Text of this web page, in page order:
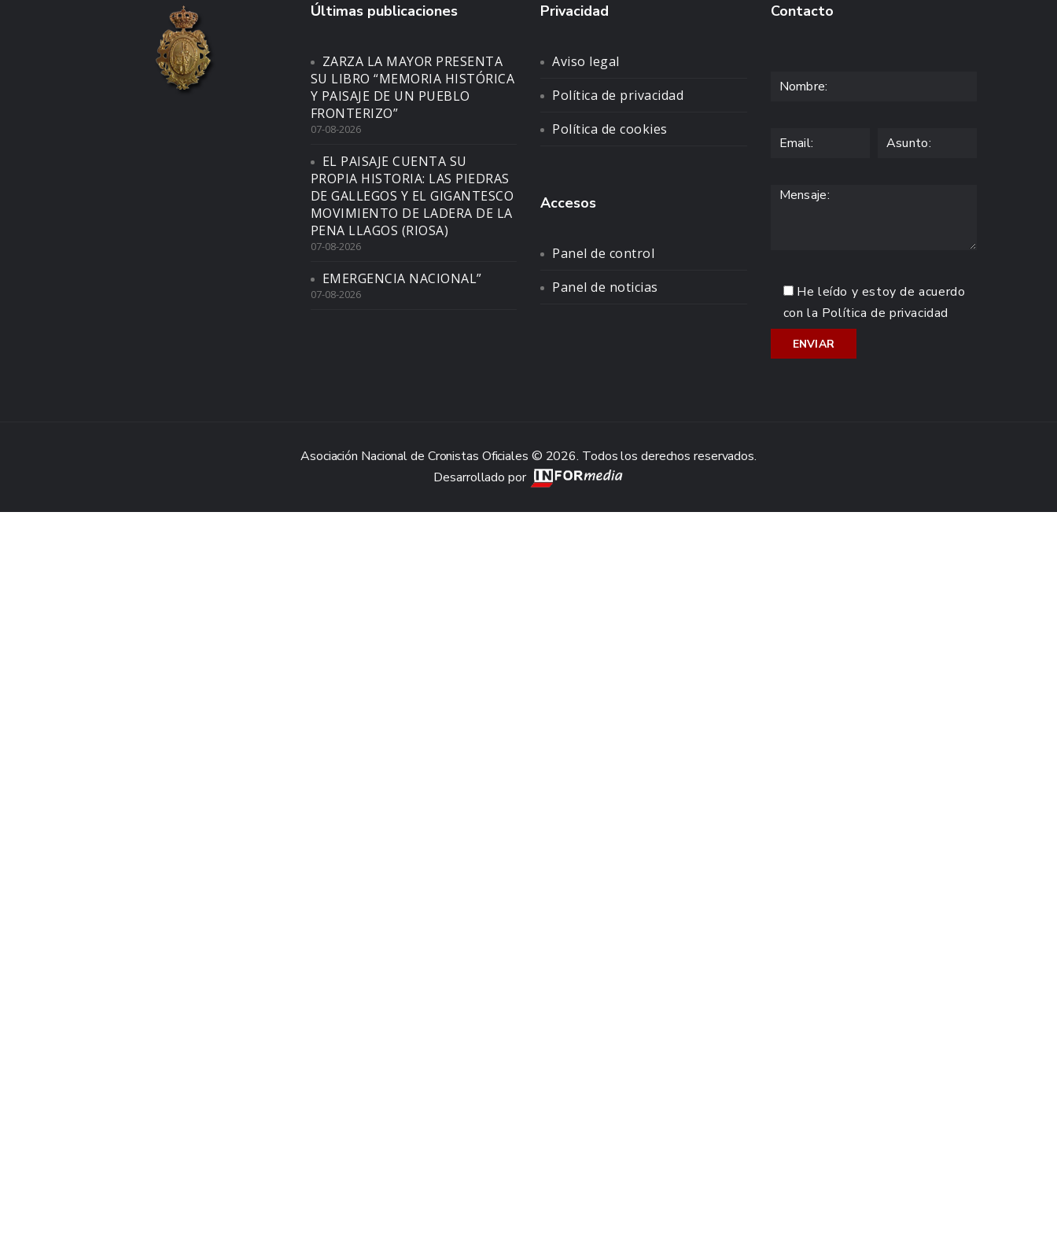
Últimas publicaciones
ZARZA LA MAYOR PRESENTA
SU LIBRO “MEMORIA HISTÓRICA
Y PAISAJE DE UN PUEBLO
FRONTERIZO”
07-08-2026
EL PAISAJE CUENTA SU
PROPIA HISTORIA: LAS PIEDRAS
DE GALLEGOS Y EL GIGANTESCO
MOVIMIENTO DE LADERA DE LA
PENA LLAGOS (RIOSA)
07-08-2026
EMERGENCIA NACIONAL”
07-08-2026
Privacidad
Aviso legal
Política de privacidad
Política de cookies
Accesos
Panel de control
Panel de noticias
Contacto
He leído y estoy de acuerdo
con la Política de privacidad
Asociación Nacional de Cronistas Oficiales © 2026. Todos los derechos reservados.
Desarrollado por